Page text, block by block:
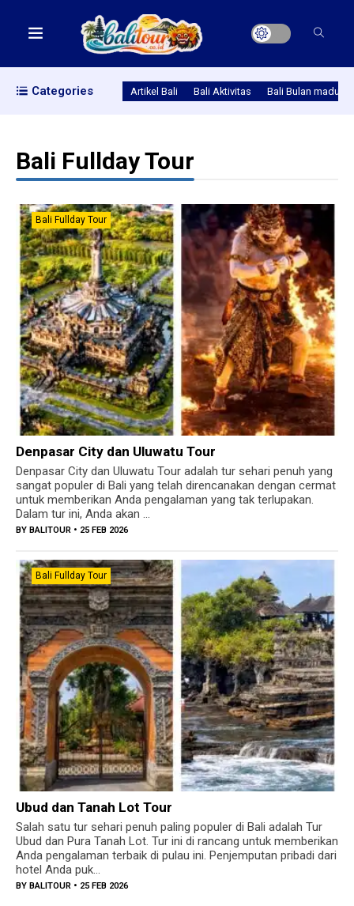
Categories Artikel Bali Bali Aktivitas Bali Bulan madu
Bali Fullday Tour
Bali Fullday Tour
Denpasar City dan Uluwatu Tour
Denpasar City dan Uluwatu Tour adalah tur sehari penuh yang
sangat populer di Bali yang telah direncanakan dengan cermat
untuk memberikan Anda pengalaman yang tak terlupakan.
Dalam tur ini, Anda akan ...
BY BALITOUR • 25 FEB 2026
Bali Fullday Tour
Ubud dan Tanah Lot Tour
Salah satu tur sehari penuh paling populer di Bali adalah Tur
Ubud dan Pura Tanah Lot. Tur ini di rancang untuk memberikan
Anda pengalaman terbaik di pulau ini. Penjemputan pribadi dari
hotel Anda puk...
BY BALITOUR • 25 FEB 2026